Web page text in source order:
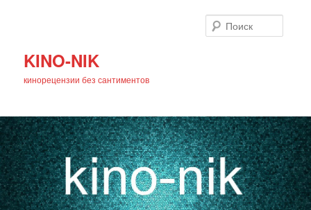
KINO-NIK
кинорецензии без сантиментов